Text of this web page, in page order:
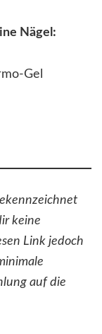
Nägel:
Gel
keine
Link jedoch
auf die